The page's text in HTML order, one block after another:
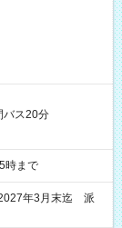
バス20分
時まで
年3月末迄 派